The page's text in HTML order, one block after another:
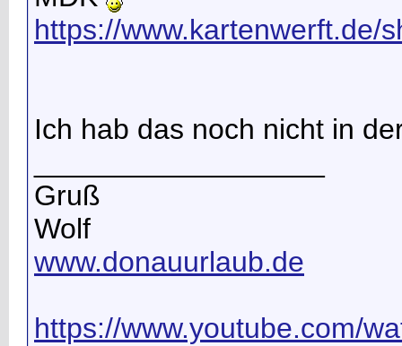
https://www.kartenwerft.de/
Ich hab das noch nicht in
Gruß
Wolf
www.donauurlaub.de
https://www.youtube.com/